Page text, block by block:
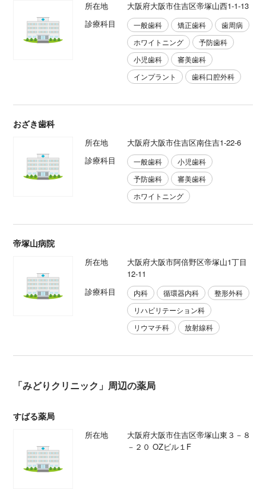
所在地
大阪府大阪市住吉区帝塚山西1-1-13
診療科目
一般歯科 矯正歯科
歯周病
ホワイトニング
予防歯科
小児歯科
審美歯科
インプラント
歯科口腔外科
おざき歯科
所在地
大阪府大阪市住吉区南住吉1-22-6
診療科目
一般歯科
小児歯科
予防歯科
審美歯科
ホワイトニング
帝塚山病院
所在地
大阪府大阪市阿倍野区帝塚山1丁目
12-11
診療科目
内科 循環器内科
整形外科
リハビリテーション科
リウマチ科
放射線科
「みどりクリニック」周辺の薬局
すばる薬局
所在地
大阪府大阪市住吉区帝塚山東３－８
－２０ OZビル１F